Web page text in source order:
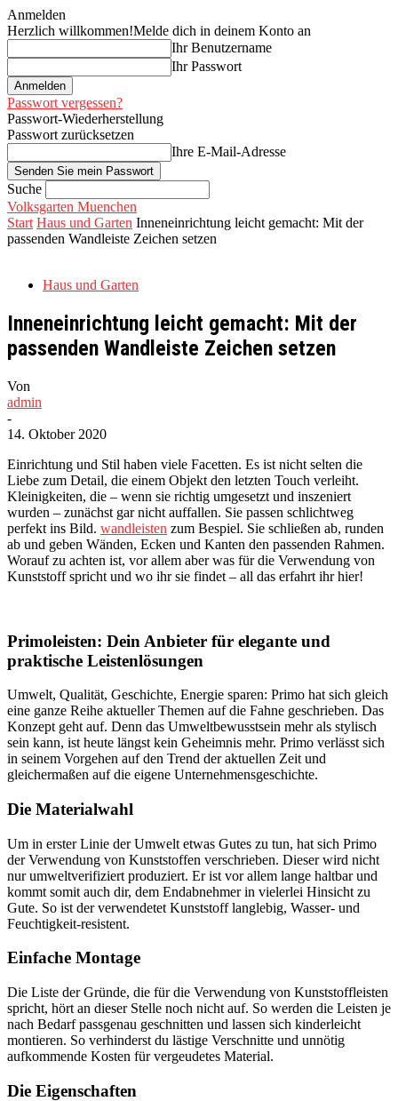
Anmelden
Herzlich willkommen!Melde dich in deinem Konto an
Ihr Benutzername
Ihr Passwort
Passwort vergessen?
Passwort-Wiederherstellung
Passwort zurücksetzen
Ihre E-Mail-Adresse
Suche
Volksgarten Muenchen
Start Haus und Garten Inneneinrichtung leicht gemacht: Mit der
passenden Wandleiste Zeichen setzen
Haus und Garten
Inneneinrichtung leicht gemacht: Mit der
passenden Wandleiste Zeichen setzen
Von
admin
-
14. Oktober 2020
Einrichtung und Stil haben viele Facetten. Es ist nicht selten die
Liebe zum Detail, die einem Objekt den letzten Touch verleiht.
Kleinigkeiten, die – wenn sie richtig umgesetzt und inszeniert
wurden – zunächst gar nicht auffallen. Sie passen schlichtweg
perfekt ins Bild. wandleisten zum Bespiel. Sie schließen ab, runden
ab und geben Wänden, Ecken und Kanten den passenden Rahmen.
Worauf zu achten ist, vor allem aber was für die Verwendung von
Kunststoff spricht und wo ihr sie findet – all das erfahrt ihr hier!
Primoleisten: Dein Anbieter für elegante und
praktische Leistenlösungen
Umwelt, Qualität, Geschichte, Energie sparen: Primo hat sich gleich
eine ganze Reihe aktueller Themen auf die Fahne geschrieben. Das
Konzept geht auf. Denn das Umweltbewusstsein mehr als stylisch
sein kann, ist heute längst kein Geheimnis mehr. Primo verlässt sich
in seinem Vorgehen auf den Trend der aktuellen Zeit und
gleichermaßen auf die eigene Unternehmensgeschichte.
Die Materialwahl
Um in erster Linie der Umwelt etwas Gutes zu tun, hat sich Primo
der Verwendung von Kunststoffen verschrieben. Dieser wird nicht
nur umweltverifiziert produziert. Er ist vor allem lange haltbar und
kommt somit auch dir, dem Endabnehmer in vielerlei Hinsicht zu
Gute. So ist der verwendetet Kunststoff langlebig, Wasser- und
Feuchtigkeit-resistent.
Einfache Montage
Die Liste der Gründe, die für die Verwendung von Kunststoffleisten
spricht, hört an dieser Stelle noch nicht auf. So werden die Leisten je
nach Bedarf passgenau geschnitten und lassen sich kinderleicht
montieren. So verhinderst du lästige Verschnitte und unnötig
aufkommende Kosten für vergeudetes Material.
Die Eigenschaften